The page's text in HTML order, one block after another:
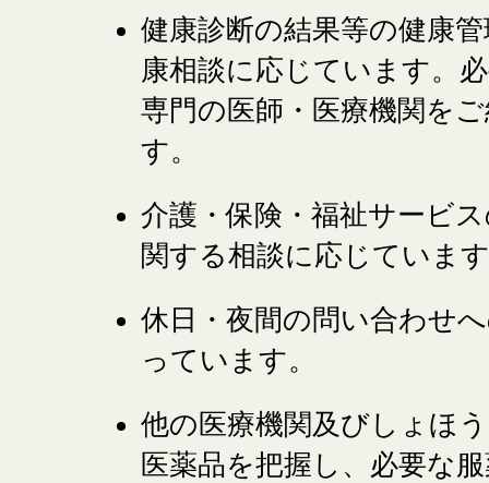
健康診断の結果等の健康
康相談に応じています。
専門の医師・医療機関を
す。
介護・保険・福祉サービ
関する相談に応じていま
休日・夜間の問い合わせ
っています。
他の医療機関及びしょほ
医薬品を把握し、必要な